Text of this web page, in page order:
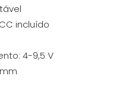
incluído
4-9,5 V